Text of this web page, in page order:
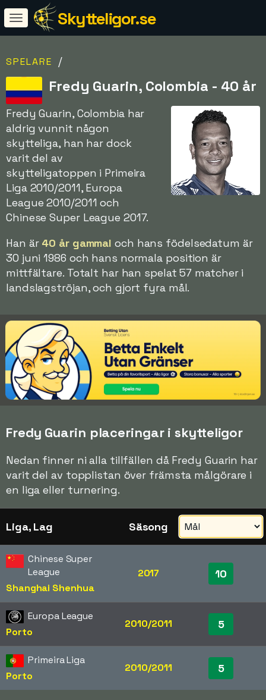
Skytteligor.se
SPELARE /
Fredy Guarin, Colombia - 40 år
Fredy Guarin, Colombia har
aldrig vunnit någon
skytteliga, han har dock
varit del av
skytteligatoppen i Primeira
Liga 2010/2011, Europa
League 2010/2011 och
Chinese Super League 2017.
Han är 40 år gammal och hans födelsedatum är
30 juni 1986 och hans normala position är
mittfältare. Totalt har han spelat 57 matcher i
landslagströjan, och gjort fyra mål.
Fredy Guarin placeringar i skytteligor
Nedan finner ni alla tillfällen då Fredy Guarin har
varit del av topplistan över främsta målgörare i
en liga eller turnering.
Liga, Lag Säsong
Chinese Super
League
Shanghai Shenhua
2017 10
Europa League
Porto
2010/2011 5
Primeira Liga
Porto
2010/2011 5